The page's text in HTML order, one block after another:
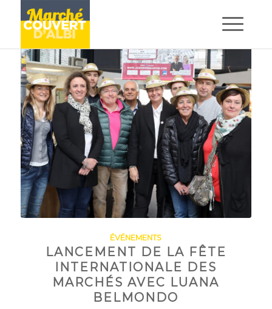
ÉVÉNEMENTS
LANCEMENT DE LA FÊTE
INTERNATIONALE DES
MARCHÉS AVEC LUANA
BELMONDO